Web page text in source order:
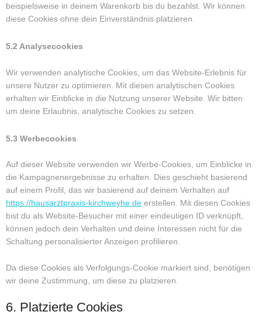
beispielsweise in deinem Warenkorb bis du bezahlst. Wir können
diese Cookies ohne dein Einverständnis platzieren.
5.2 Analysecookies
Wir verwenden analytische Cookies, um das Website-Erlebnis für
unsere Nutzer zu optimieren. Mit diesen analytischen Cookies
erhalten wir Einblicke in die Nutzung unserer Website. Wir bitten
um deine Erlaubnis, analytische Cookies zu setzen.
5.3 Werbecookies
Auf dieser Website verwenden wir Werbe-Cookies, um Einblicke in
die Kampagnenergebnisse zu erhalten. Dies geschieht basierend
auf einem Profil, das wir basierend auf deinem Verhalten auf
https://hausarztpraxis-kirchweyhe.de erstellen. Mit diesen Cookies
bist du als Website-Besucher mit einer eindeutigen ID verknüpft,
können jedoch dein Verhalten und deine Interessen nicht für die
Schaltung personalisierter Anzeigen profilieren.
Da diese Cookies als Verfolgungs-Cookie markiert sind, benötigen
wir deine Zustimmung, um diese zu platzieren.
6. Platzierte Cookies